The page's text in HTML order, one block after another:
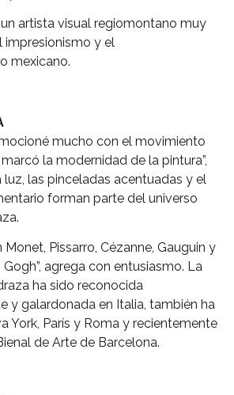
artista visual regiomontano muy
impresionismo y el
mexicano.
mucho con el movimiento
la modernidad de la pintura”,
luz, las pinceladas acentuadas y el
forman parte del universo
Monet, Pissarro, Cézanne, Gauguin y
agrega con entusiasmo. La
ha sido reconocida
y galardonada en Italia, también ha
York, París y Roma y recientemente
de Arte de Barcelona.